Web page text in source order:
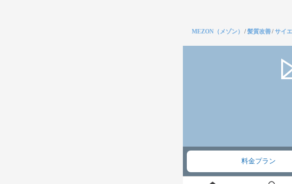
料金プラン
MEZON（メゾン） /髪質改善/サイ